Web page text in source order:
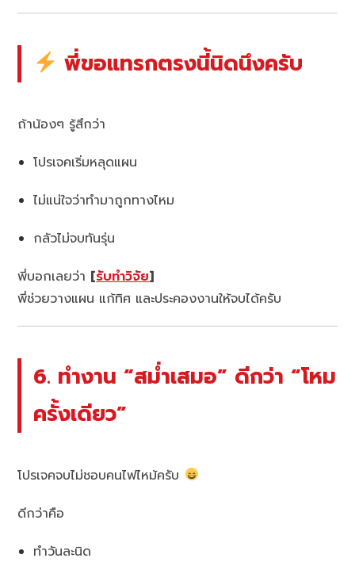
พี่ขอแทรกตรงนี้นิดนึงครับ
ถ้าน้องๆ รู้สึกว่า
โปรเจคเริ่มหลุดแผน
ไม่แน่ใจว่าทำมาถูกทางไหม
กลัวไม่จบทันรุ่น
พี่บอกเลยว่า [รับทำวิจัย]
พี่ช่วยวางแผน แก้ทิศ และประคองงานให้จบได้ครับ
6. ทำงาน “สม่ำเสมอ” ดีกว่า “โหม
ครั้งเดียว”
โปรเจคจบไม่ชอบคนไฟไหม้ครับ
ดีกว่าคือ
ทำวันละนิด